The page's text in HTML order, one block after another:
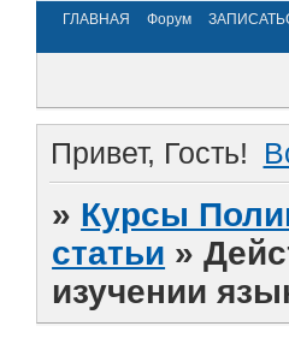
ГЛАВНАЯ Форум
Привет, Гость!
» Курсы
статьи »
изучении